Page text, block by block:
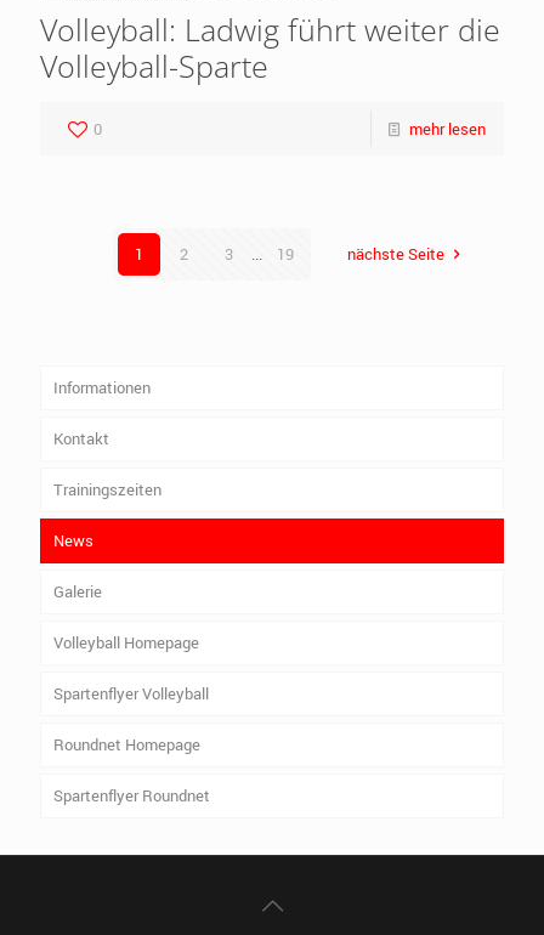
Volleyball: Ladwig führt weiter die
Volleyball-Sparte
0 mehr lesen
1 2 3 ... 19 nächste Seite
Informationen
Kontakt
Trainingszeiten
News
Galerie
Volleyball Homepage
Spartenflyer Volleyball
Roundnet Homepage
Spartenflyer Roundnet